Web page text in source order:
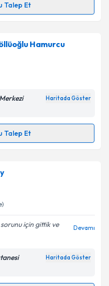
Talep Et
randevu takvimi talebi
randevu almanız için bir
ile bilgilendireceğiz.
ilişkin
verilerimin belirtilen
Gönder
Hamurcu
Haritada Göster
Talep Et
Hamurcu
bu uzmandan randevu
e-posta ile
ilişkin
verilerimin belirtilen
için gittik ve
Devamı
Haritada Göster